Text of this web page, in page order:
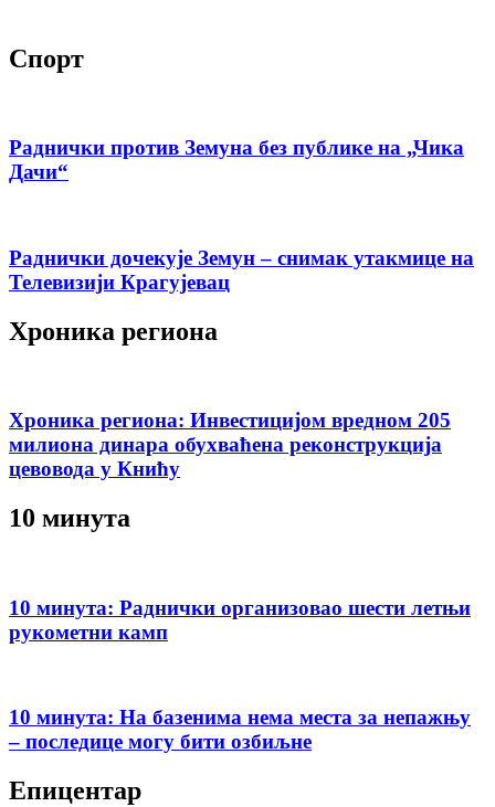
Спорт
Раднички против Земуна без публике на „Чика
Дачи“
Раднички дочекује Земун – снимак утакмице на
Телевизији Крагујевац
Хроника региона
Хроника региона: Инвестицијом вредном 205
милиона динара обухваћена реконструкција
цевовода у Книћу
10 минута
10 минута: Раднички организовао шести летњи
рукометни камп
10 минута: На базенима нема места за непажњу
– последице могу бити озбиљне
Епицентар